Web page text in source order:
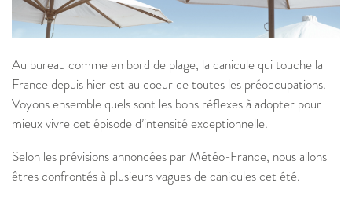
Au bureau comme en bord de plage, la canicule qui touche la
France depuis hier est au coeur de toutes les préoccupations.
Voyons ensemble quels sont les bons réflexes à adopter pour
mieux vivre cet épisode d’intensité exceptionnelle.
Selon les prévisions annoncées par Météo-France, nous allons
êtres confrontés à plusieurs vagues de canicules cet été.